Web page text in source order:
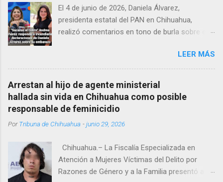
un médico reconocido en la región.
El 4 de junio de 2026, Daniela Álvarez,
presidenta estatal del PAN en Chihuahua,
realizó comentarios en tono de burla sobre el
Chávez. “acuérdense que su bebé está por
nacer”, expresó al ser cuestionada sobre si la
retaría a tomarse una foto en un restaurante
de Texas como una prueba de que si cuenta
con VISA Álvarez añadió: “Yo no sé dónde irá a
emociones fuertes, ¿Qué tal si se le ocurre que
cruzar y luego le den un susto, y pues la
criatura se adelante o algo?, yo creo que tendrá
que ser cuidadosa porque los personajes de
LEER MÁS
Arrestan al hijo de agente ministerial
hallada sin vida en Chihuahua como posible
responsable de feminicidio
PorTribuna de Chihuahua -junio 29, 2026
Chihuahua.– La Fiscalía Especializada en
Atención a Mujeres Víctimas del Delito por
Razones de Género y a la Familia presentó a